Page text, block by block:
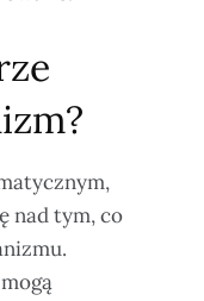
nad tym, co